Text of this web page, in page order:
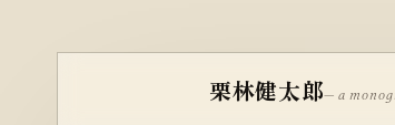
栗林健太郎— a